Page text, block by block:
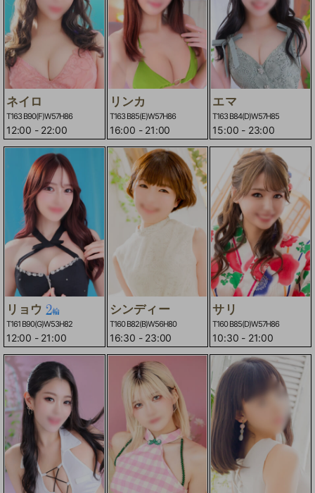
ネイロ
T163 B90(F)W57H86
12:00 - 22:00
リンカ
T163 B85(E)W57H86
16:00 - 21:00
エマ
T163 B84(D)W57H85
15:00 - 23:00
リョウ
T161 B90(G)W53H82
12:00 - 21:00
シンディー
T160 B82(B)W56H80
16:30 - 23:00
サリ
T160 B85(D)W57H86
10:30 - 21:00